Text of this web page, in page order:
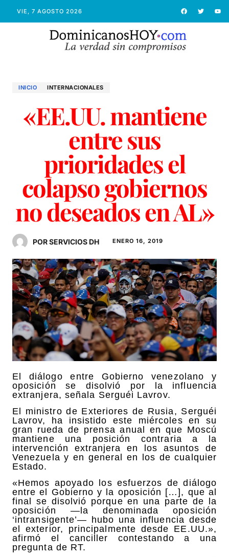
VIE, 7 AGOSTO 2026
INICIO INTERNACIONALES
«EE.UU. mantiene
entre sus
prioridades el
colapso gobiernos
no deseados en AL»
POR SERVICIOS DH ENERO 16, 2019
El diálogo entre Gobierno venezolano y
oposición se disolvió por la influencia
extranjera, señala Serguéi Lavrov.
El ministro de Exteriores de Rusia, Serguéi
Lavrov, ha insistido este miércoles en su
gran rueda de prensa anual en que Moscú
mantiene una posición contraria a la
intervención extranjera en los asuntos de
Venezuela y en general en los de cualquier
Estado.
«Hemos apoyado los esfuerzos de diálogo
entre el Gobierno y la oposición […], que al
final se disolvió porque en una parte de la
oposición —la denominada oposición
‘intransigente’— hubo una influencia desde
el exterior, principalmente desde EE.UU.»,
afirmó el canciller contestando a una
pregunta de RT.